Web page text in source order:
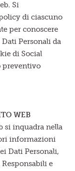
Si
di ciascuno
per conoscere
Personali da
di Social
preventivo
WEB
si inquadra nella
informazioni
Dati Personali,
e